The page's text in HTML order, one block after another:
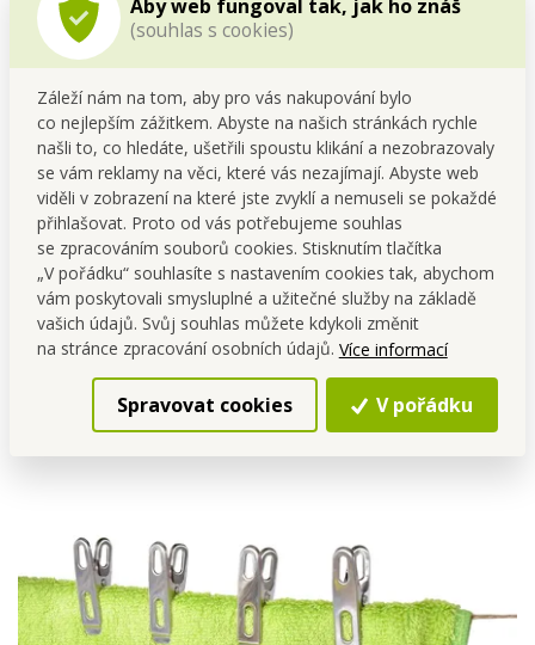
Aby web fungoval tak, jak ho znáš
(souhlas s cookies)
Záleží nám na tom, aby pro vás nakupování bylo
co nejlepším zážitkem. Abyste na našich stránkách rychle
našli to, co hledáte, ušetřili spoustu klikání a nezobrazovaly
se vám reklamy na věci, které vás nezajímají. Abyste web
viděli v zobrazení na které jste zvyklí a nemuseli se pokaždé
přihlašovat. Proto od vás potřebujeme souhlas
se zpracováním souborů cookies. Stisknutím tlačítka
„V pořádku“ souhlasíte s nastavením cookies tak, abychom
vám poskytovali smysluplné a užitečné služby na základě
vašich údajů. Svůj souhlas můžete kdykoli změnit
na stránce zpracování osobních údajů. Více informací
Spravovat cookies V pořádku
Technické parametry
Materiál:
Délka jednoho kolíčku:cca 4,5 cm
Typ uchycení:kovová pružina
Tipy pro použití
Ideální na zahradní šňůry, balkony i sušáky v
interiéru
Vhodné také pro uchycení sušených bylinek
či sáčků s potravinami
maximální životnost